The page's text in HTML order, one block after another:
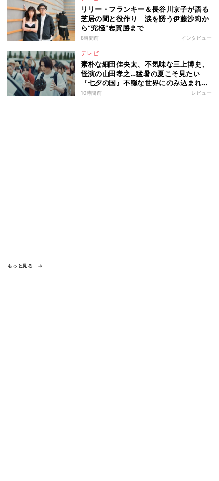
リリー・フランキー＆長谷川京子が語る
芝居の間と役作り 涙を誘う伊藤沙莉か
ら“究極”志賀勝まで
8時間前 インタビュー
テレビ
素朴な細田佳央太、不気味な三上博史、
怪演の山田孝之…猛暑の夏こそ見たい
『七夕の国』不穏な世界にのみ込まれる
超常ミステリー
10時間前 レビュー
もっと見る